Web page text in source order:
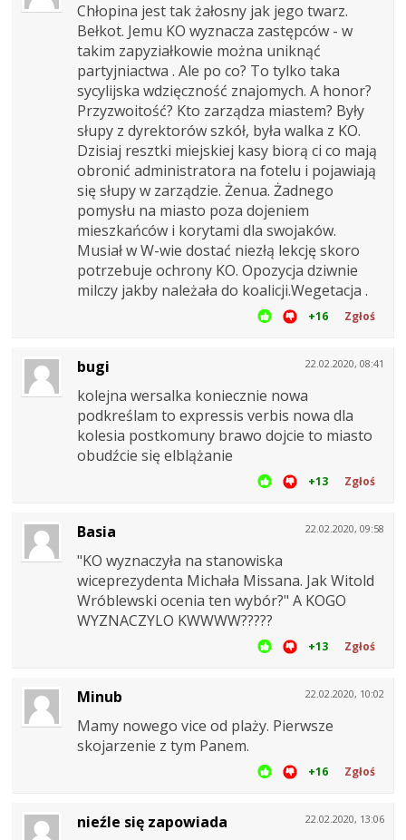
Chłopina jest tak żałosny jak jego twarz.
Bełkot. Jemu KO wyznacza zastępców - w
takim zapyziałkowie można uniknąć
partyjniactwa . Ale po co? To tylko taka
sycylijska wdzięczność znajomych. A honor?
Przyzwoitość? Kto zarządza miastem? Były
słupy z dyrektorów szkół, była walka z KO.
Dzisiaj resztki miejskiej kasy biorą ci co mają
obronić administratora na fotelu i pojawiają
się słupy w zarządzie. Żenua. Żadnego
pomysłu na miasto poza dojeniem
mieszkańców i korytami dla swojaków.
Musiał w W-wie dostać niezłą lekcję skoro
potrzebuje ochrony KO. Opozycja dziwnie
milczy jakby należała do koalicji.Wegetacja .
+16 Zgłoś
22.02.2020, 08:41
bugi
kolejna wersalka koniecznie nowa
podkreślam to expressis verbis nowa dla
kolesia postkomuny brawo dojcie to miasto
obudźcie się elblążanie
+13 Zgłoś
22.02.2020, 09:58
Basia
"KO wyznaczyła na stanowiska
wiceprezydenta Michała Missana. Jak Witold
Wróblewski ocenia ten wybór?" A KOGO
WYZNACZYLO KWWWW?????
+13 Zgłoś
22.02.2020, 10:02
Minub
Mamy nowego vice od plaży. Pierwsze
skojarzenie z tym Panem.
+16 Zgłoś
22.02.2020, 13:06
nieźle się zapowiada